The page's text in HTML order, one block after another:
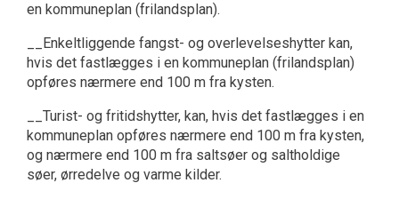
en kommuneplan (frilandsplan).
__Enkeltliggende fangst- og overlevelseshytter kan,
hvis det fastlægges i en kommuneplan (frilandsplan)
opføres nærmere end 100 m fra kysten.
__Turist- og fritidshytter, kan, hvis det fastlægges i en
kommuneplan opføres nærmere end 100 m fra kysten,
og nærmere end 100 m fra saltsøer og saltholdige
søer, ørredelve og varme kilder.